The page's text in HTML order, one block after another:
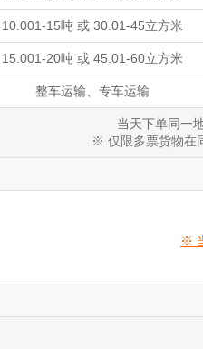
10.001-15吨 或 30.01-45立方米
15.001-20吨 或 45.01-60立方米
整车运输、专车运输
当天下单同一
※ 仅限多票货物在
※